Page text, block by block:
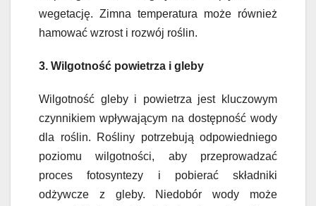
wegetację. Zimna temperatura może również
hamować wzrost i rozwój roślin.
3. Wilgotność powietrza i gleby
Wilgotność gleby i powietrza jest kluczowym
czynnikiem wpływającym na dostępność wody
dla roślin. Rośliny potrzebują odpowiedniego
poziomu wilgotności, aby przeprowadzać
proces fotosyntezy i pobierać składniki
odżywcze z gleby. Niedobór wody może